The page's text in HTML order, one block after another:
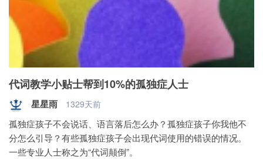
代词教学小贴士帮到10%的孤独症人士
星星雨 1329天前
孤独症孩子不会说话、语言落后怎么办？孤独症孩子你我他不
分怎么引导？有些孤独症孩子会出现代词使用的错误的情况。
一些专业人士称之为“代词颠倒”。